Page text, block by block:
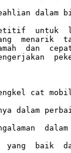
untuk
menarik
dan
cat
dalam
yang  baik